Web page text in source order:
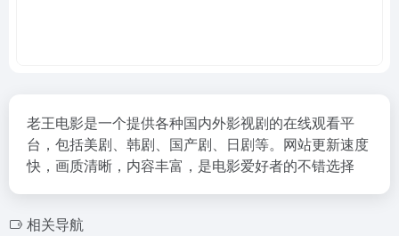
老王电影是一个提供各种国内外影视剧的在线观看平
台，包括美剧、韩剧、国产剧、日剧等。网站更新速度
快，画质清晰，内容丰富，是电影爱好者的不错选择
相关导航